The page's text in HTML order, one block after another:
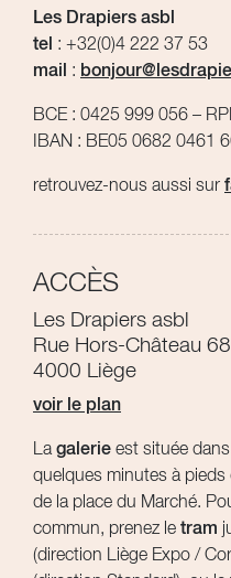
Les Drapiers asbl
tel : +32(0)4 222 37 53
mail
:
BCE : 0425 999 056 –
IBAN : BE05 0682 0461
retrouvez-nous aussi sur
ACCÈS
Les Drapiers asbl
Rue Hors-Château 68
4000 Liège
voir le plan
Lagalerie est située
quelques minutes à
de la place du Marché.
commun, prenez le tram
(direction Liège Expo /